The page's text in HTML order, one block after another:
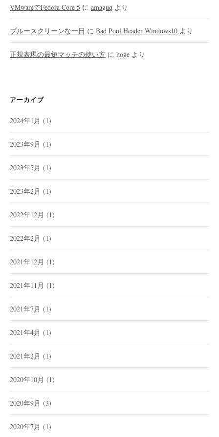
VMwareでFedora Core 5 に amaguq より
ブルースクリーンな一日 に Bad Pool Header Windows10 より
正規表現の最短マッチの使い方 に hoge より
アーカイブ
2024年1月 (1)
2023年9月 (1)
2023年5月 (1)
2023年2月 (1)
2022年12月 (1)
2022年2月 (1)
2021年12月 (1)
2021年11月 (1)
2021年7月 (1)
2021年4月 (1)
2021年2月 (1)
2020年10月 (1)
2020年9月 (3)
2020年7月 (1)